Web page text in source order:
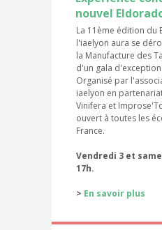
nouvel
La 11ème édition du
l'iaelyon aura se
la Manufacture des
d'un gala
Organisé par
iaelyon en
Vinifera et
ouvert à toutes les
France.
Vendredi 3 et
17h.
> En savoir plus